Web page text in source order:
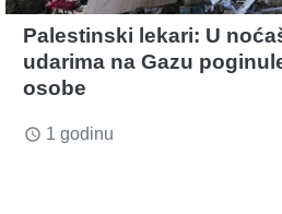
Palestinski lekari: U
udarima na Gazu
osobe
access_time 1 godinu